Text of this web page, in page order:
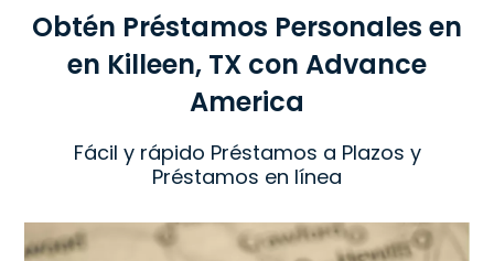
Obtén Préstamos Personales en
en Killeen, TX con Advance
America
Fácil y rápido Préstamos a Plazos y
Préstamos en línea